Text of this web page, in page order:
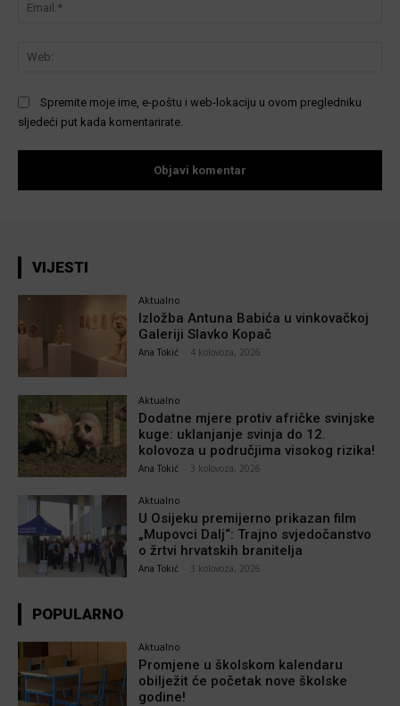
Spremite moje ime, e-poštu i web-lokaciju u ovom pregledniku
sljedeći put kada komentarirate.
VIJESTI
Aktualno
Izložba Antuna Babića u vinkovačkoj
Galeriji Slavko Kopač
Ana Tokić 4 kolovoza, 2026
Aktualno
Dodatne mjere protiv afričke svinjske
kuge: uklanjanje svinja do 12.
kolovoza u područjima visokog rizika!
Ana Tokić 3 kolovoza, 2026
Aktualno
U Osijeku premijerno prikazan film
„Mupovci Dalj“: Trajno svjedočanstvo
o žrtvi hrvatskih branitelja
Ana Tokić 3 kolovoza, 2026
POPULARNO
Aktualno
Promjene u školskom kalendaru
obilježit će početak nove školske
godine!